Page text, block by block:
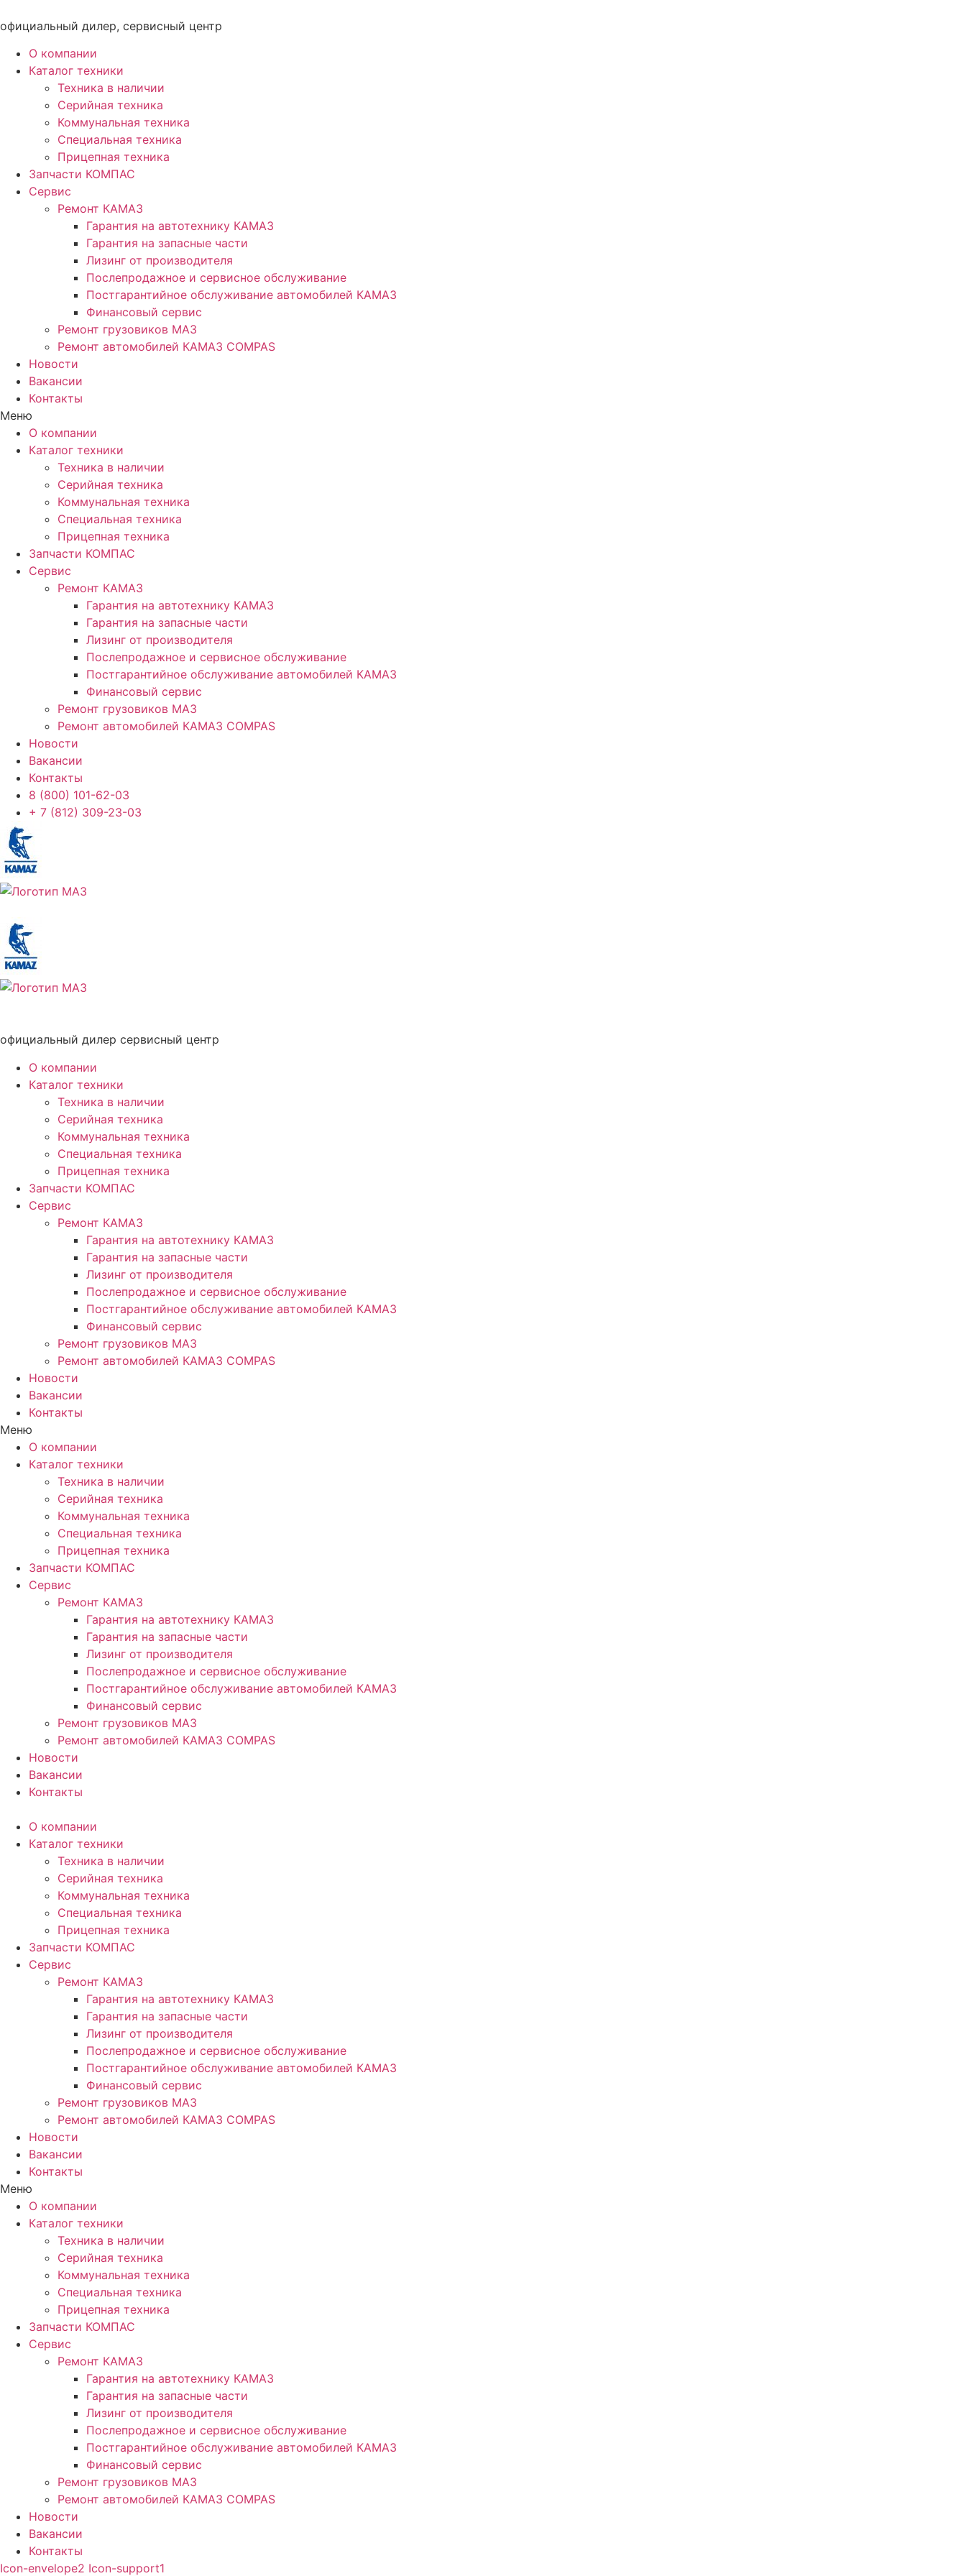
к
официальный дилер, сервисный центр
О компании
Каталог техники
Техника в наличии
Серийная техника
Коммунальная техника
Специальная техника
Прицепная техника
Запчасти КОМПАС
Сервис
Ремонт КАМАЗ
Гарантия на автотехнику КАМАЗ
Гарантия на запасные части
Лизинг от производителя
Послепродажное и сервисное обслуживание
Постгарантийное обслуживание автомобилей КАМАЗ
Финансовый сервис
Ремонт грузовиков МАЗ
Ремонт автомобилей КАМАЗ COMPAS
Новости
Вакансии
Контакты
Меню
О компании
Каталог техники
Техника в наличии
Серийная техника
Коммунальная техника
Специальная техника
Прицепная техника
Запчасти КОМПАС
Сервис
Ремонт КАМАЗ
Гарантия на автотехнику КАМАЗ
Гарантия на запасные части
Лизинг от производителя
Послепродажное и сервисное обслуживание
Постгарантийное обслуживание автомобилей КАМАЗ
Финансовый сервис
Ремонт грузовиков МАЗ
Ремонт автомобилей КАМАЗ COMPAS
Новости
Вакансии
Контакты
8 (800) 101-62-03
+ 7 (812) 309-23-03
официальный дилер сервисный центр
О компании
Каталог техники
Техника в наличии
Серийная техника
Коммунальная техника
Специальная техника
Прицепная техника
Запчасти КОМПАС
Сервис
Ремонт КАМАЗ
Гарантия на автотехнику КАМАЗ
Гарантия на запасные части
Лизинг от производителя
Послепродажное и сервисное обслуживание
Постгарантийное обслуживание автомобилей КАМАЗ
Финансовый сервис
Ремонт грузовиков МАЗ
Ремонт автомобилей КАМАЗ COMPAS
Новости
Вакансии
Контакты
Меню
О компании
Каталог техники
Техника в наличии
Серийная техника
Коммунальная техника
Специальная техника
Прицепная техника
Запчасти КОМПАС
Сервис
Ремонт КАМАЗ
Гарантия на автотехнику КАМАЗ
Гарантия на запасные части
Лизинг от производителя
Послепродажное и сервисное обслуживание
Постгарантийное обслуживание автомобилей КАМАЗ
Финансовый сервис
Ремонт грузовиков МАЗ
Ремонт автомобилей КАМАЗ COMPAS
Новости
Вакансии
Контакты
О компании
Каталог техники
Техника в наличии
Серийная техника
Коммунальная техника
Специальная техника
Прицепная техника
Запчасти КОМПАС
Сервис
Ремонт КАМАЗ
Гарантия на автотехнику КАМАЗ
Гарантия на запасные части
Лизинг от производителя
Послепродажное и сервисное обслуживание
Постгарантийное обслуживание автомобилей КАМАЗ
Финансовый сервис
Ремонт грузовиков МАЗ
Ремонт автомобилей КАМАЗ COMPAS
Новости
Вакансии
Контакты
Меню
О компании
Каталог техники
Техника в наличии
Серийная техника
Коммунальная техника
Специальная техника
Прицепная техника
Запчасти КОМПАС
Сервис
Ремонт КАМАЗ
Гарантия на автотехнику КАМАЗ
Гарантия на запасные части
Лизинг от производителя
Послепродажное и сервисное обслуживание
Постгарантийное обслуживание автомобилей КАМАЗ
Финансовый сервис
Ремонт грузовиков МАЗ
Ремонт автомобилей КАМАЗ COMPAS
Новости
Вакансии
Контакты
Icon-envelope2 Icon-support1